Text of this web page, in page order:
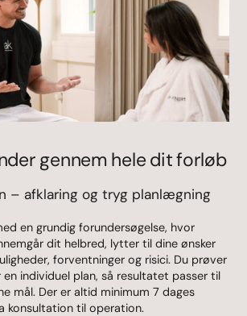
gennem hele dit forløb
– afklaring og tryg planlægning
en grundig forundersøgelse, hvor
dit helbred, lytter til dine ønsker
forventninger og risici. Du prøver
individuel plan, så resultatet passer til
mål. Der er altid minimum 7 dages
konsultation til operation.